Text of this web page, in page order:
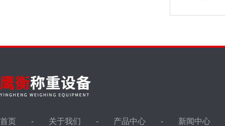
首页 关于我们 产品中心 新闻中心